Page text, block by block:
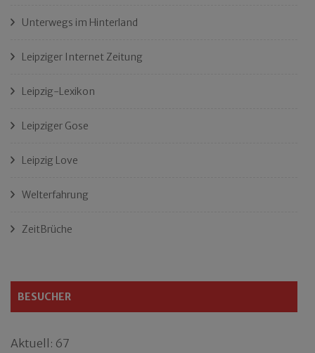
Unterwegs im Hinterland
Leipziger Internet Zeitung
Leipzig-Lexikon
Leipziger Gose
Leipzig Love
Welterfahrung
ZeitBrüche
BESUCHER
Aktuell: 67